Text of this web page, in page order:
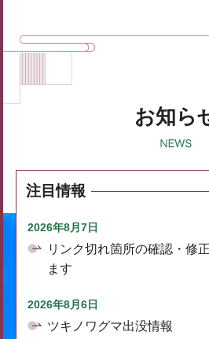
お知ら
注目情報
2026年8月7日
リンク切れ箇所の確認・修
ます
2026年8月6日
ツキノワグマ出没情報